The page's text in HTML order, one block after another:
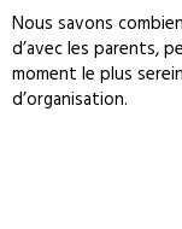
Nous savons
d’avec les parents,
moment le plus
d’organisation.